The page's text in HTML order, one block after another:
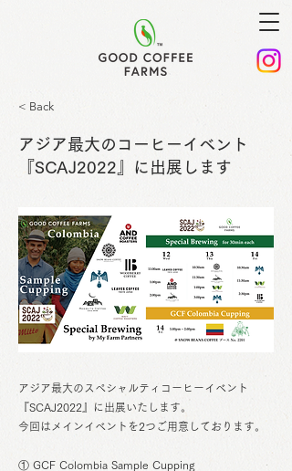
< Back
アジア最大のコーヒーイベント
『SCAJ2022』に出展します
アジア最大のスペシャルティコーヒーイベント
『SCAJ2022』に出展いたします。
今回はメインイベントを2つご用意しております。
① GCF Colombia Sample Cupping